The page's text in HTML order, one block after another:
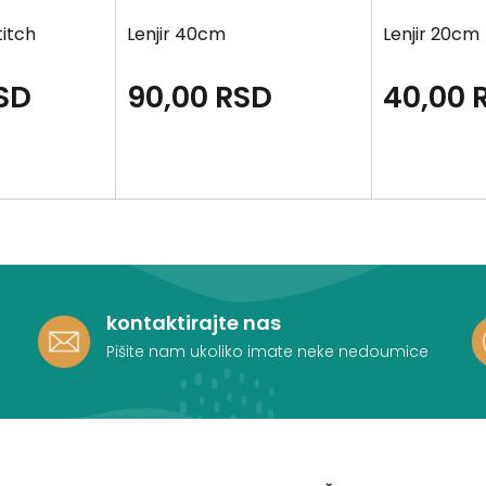
Lenjir 40cm
90,00 RSD
Lenjir 20cm
40,00
kontaktirajte nas
Pišite nam ukoliko imate neke nedoumice